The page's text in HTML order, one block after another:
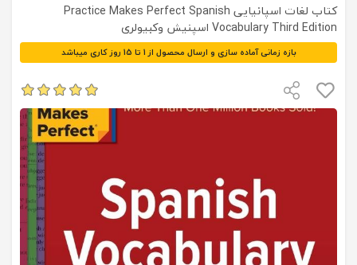
کتاب لغات اسپانیایی Practice Makes Perfect Spanish
Vocabulary Third Edition اسپنیش وکبیولری
بازه زمانی آماده سازی و ارسال محصول از 1 تا 15 روز کاری میباشد